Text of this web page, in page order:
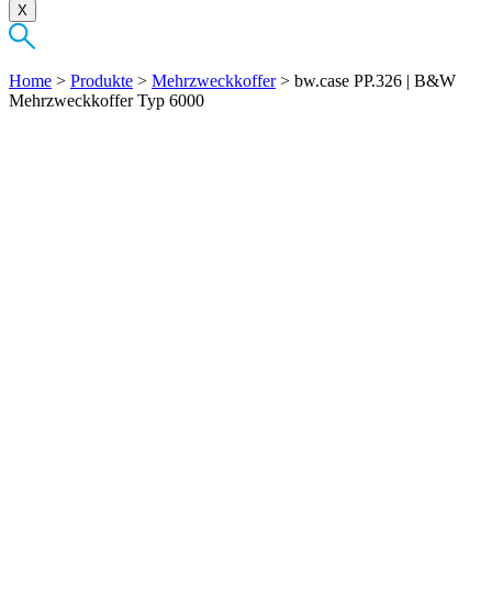
X
Home > Produkte > Mehrzweckkoffer> bw.case PP.326 | B&W
Mehrzweckkoffer Typ 6000